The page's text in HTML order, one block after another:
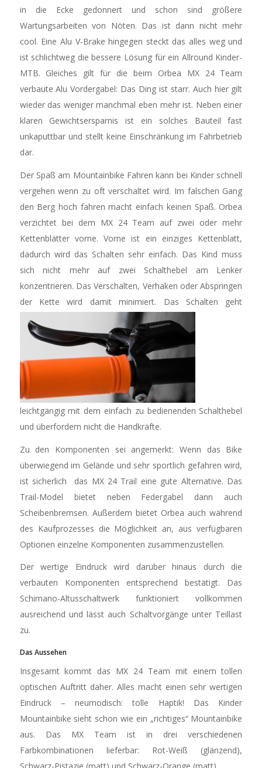
in die Ecke gedonnert und schon sind größere
Wartungsarbeiten von Nöten. Das ist dann nicht mehr
cool. Eine Alu V-Brake hingegen steckt das alles weg und
ist schlichtweg die bessere Lösung für ein Allround Kinder-
MTB. Gleiches gilt für die beim Orbea MX 24 Team
verbaute Alu Vordergabel: Das Ding ist starr. Auch hier gilt
wieder das weniger manchmal eben mehr ist. Neben einer
klaren Gewichtsersparnis ist ein solches Bauteil fast
unkaputtbar und stellt keine Einschränkung im Fahrbetrieb
dar.
Der Spaß am Mountainbike Fahren kann bei Kinder schnell
vergehen wenn zu oft verschaltet wird. Im falschen Gang
den Berg hoch fahren macht einfach keinen Spaß. Orbea
verzichtet bei dem MX 24 Team auf zwei oder mehr
Kettenblätter vorne. Vorne ist ein einziges Kettenblatt,
dadurch wird das Schalten sehr einfach. Das Kind muss
sich nicht mehr auf zwei Schalthebel am Lenker
konzentrieren. Das Verschalten, Verhaken oder Abspringen
der Kette wird damit minimiert. Das Schalten geht
leichtgängig mit dem einfach zu bedienenden Schalthebel
und überfordern nicht die Handkräfte.
Zu den Komponenten sei angemerkt: Wenn das Bike
überwiegend im Gelände und sehr sportlich gefahren wird,
ist sicherlich das MX 24 Trail eine gute Alternative. Das
Trail-Model bietet neben Federgabel dann auch
Scheibenbremsen. Außerdem bietet Orbea auch während
des Kaufprozesses die Möglichkeit an, aus verfügbaren
Optionen einzelne Komponenten zusammenzustellen.
Der wertige Eindruck wird darüber hinaus durch die
verbauten Komponenten entsprechend bestätigt. Das
Schimano-Altusschaltwerk funktioniert vollkommen
ausreichend und lässt auch Schaltvorgänge unter Teillast
zu.
Das Aussehen
Insgesamt kommt das MX 24 Team mit einem tollen
optischen Auftritt daher. Alles macht einen sehr wertigen
Eindruck – neumodisch: tolle Haptik! Das Kinder
Mountainbike sieht schon wie ein „richtiges“ Mountainbike
aus. Das MX Team ist in drei verschiedenen
Farbkombinationen lieferbar: Rot-Weiß (glänzend),